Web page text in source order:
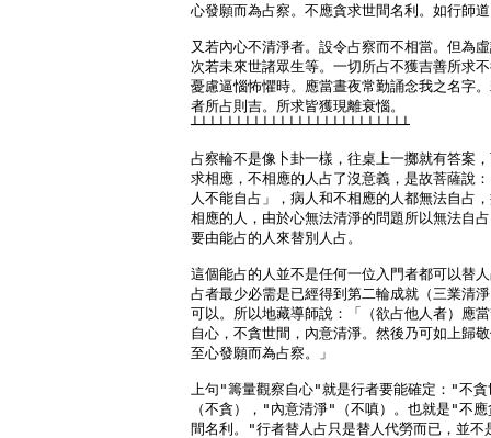
心發願而為占察。不應貪求世間名利。如行師
又若內心不清淨者。設令占察而不相當。但為
次若未來世諸眾生等。一切所占不獲吉善所求
憂慮逼惱怖懼時。應當晝夜常勤誦念我之名字
者所占則吉。所求皆獲現離衰惱。
┴┴┴┴┴┴┴┴┴┴┴┴┴┴┴┴┴┴┴┴┴┴┴┴┴
占察輪不是像卜卦一樣，往桌上一擲就有答案
求相應，不相應的人占了沒意義，是故菩薩說
人不能自占」，病人和不相應的人都無法自占
相應的人，由於心無法清淨的問題所以無法自
要由能占的人來替別人占。
這個能占的人並不是任何一位入門者都可以替
占者最少必需是已經得到第二輪成就（三業清
可以。所以地藏導師說：「（欲占他人者）應
自心，不貪世間，內意清淨。然後乃可如上歸
至心發願而為占察。」
上句"籌量觀察自心"就是行者要能確定："不
（不貪），"內意清淨"（不嗔）。也就是"不應
間名利。"行者替人占只是替人代勞而已，並不